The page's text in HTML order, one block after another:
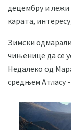
децембру и лежи
карата,
Зимски
чињенице да се
Недалеко од
средњем Атласу